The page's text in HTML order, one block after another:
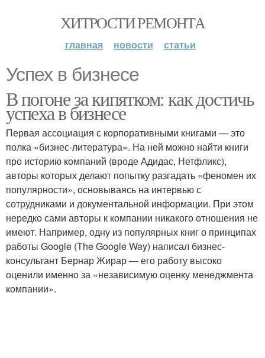
ХИТРОСТИ РЕМОНТА
главная новости статьи
Успех в бизнесе
В погоне за кипятком: как достичь
успеха в бизнесе
Первая ассоциация с корпоративными книгами — это
полка «бизнес-литература». На ней можно найти книги
про историю компаний (вроде Адидас, Нетфликс),
авторы которых делают попытку разгадать «феномен их
популярности», основываясь на интервью с
сотрудниками и документальной информации. При этом
нередко сами авторы к компании никакого отношения не
имеют. Например, одну из популярных книг о принципах
работы Google (The Google Way) написал бизнес-
консультант Бернар Жирар — его работу высоко
оценили именно за «независимую оценку менеджмента
компании».